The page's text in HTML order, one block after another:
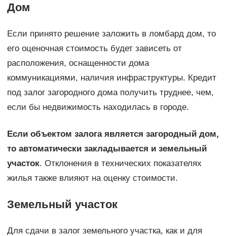
Дом
Если принято решение заложить в ломбард дом, то
его оценочная стоимость будет зависеть от
расположения, оснащенности дома
коммуникациями, наличия инфраструктуры. Кредит
под залог загородного дома получить труднее, чем,
если бы недвижимость находилась в городе.
Если объектом залога является загородный дом,
то автоматически закладывается и земельный
участок. Отклонения в технических показателях
жилья также влияют на оценку стоимости.
Земельный участок
Для сдачи в залог земельного участка, как и для